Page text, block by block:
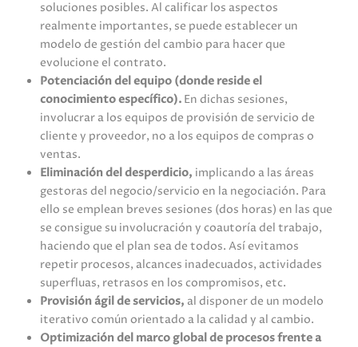
soluciones posibles. Al calificar los aspectos
realmente importantes, se puede establecer un
modelo de gestión del cambio para hacer que
evolucione el contrato.
Potenciación del equipo (donde reside el
conocimiento específico). En dichas sesiones,
involucrar a los equipos de provisión de servicio de
cliente y proveedor, no a los equipos de compras o
ventas.
Eliminación del desperdicio, implicando a las áreas
gestoras del negocio/servicio en la negociación. Para
ello se emplean breves sesiones (dos horas) en las que
se consigue su involucración y coautoría del trabajo,
haciendo que el plan sea de todos. Así evitamos
repetir procesos, alcances inadecuados, actividades
superfluas, retrasos en los compromisos, etc.
Provisión ágil de servicios, al disponer de un modelo
iterativo común orientado a la calidad y al cambio.
Optimización del marco global de procesos frente a